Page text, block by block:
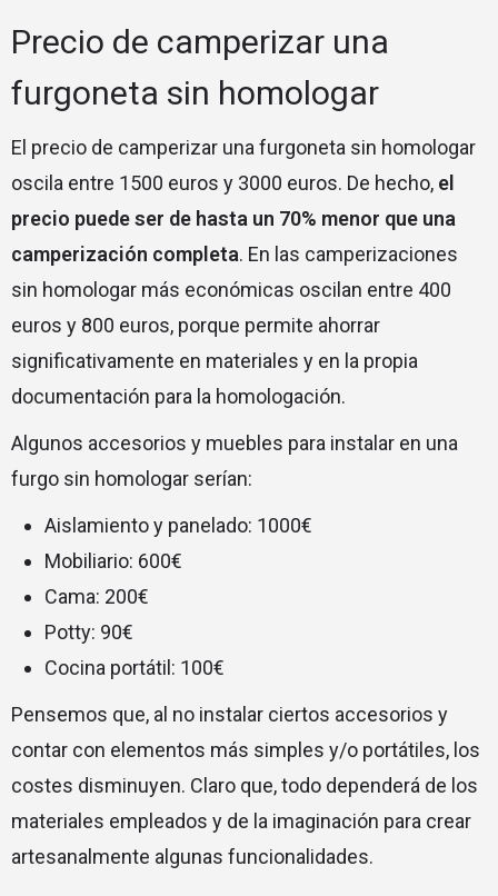
Precio de camperizar una
furgoneta sin homologar
El precio de camperizar una furgoneta sin homologar
oscila entre 1500 euros y 3000 euros. De hecho, el
precio puede ser de hasta un 70% menor que una
camperización completa. En las camperizaciones
sin homologar más económicas oscilan entre 400
euros y 800 euros, porque permite ahorrar
significativamente en materiales y en la propia
documentación para la homologación.
Algunos accesorios y muebles para instalar en una
furgo sin homologar serían:
Aislamiento y panelado: 1000€
Mobiliario: 600€
Cama: 200€
Potty: 90€
Cocina portátil: 100€
Pensemos que, al no instalar ciertos accesorios y
contar con elementos más simples y/o portátiles, los
costes disminuyen. Claro que, todo dependerá de los
materiales empleados y de la imaginación para crear
artesanalmente algunas funcionalidades.